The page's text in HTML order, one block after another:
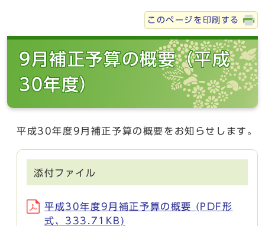
このページを印刷する
9月補正予算の概要（平成
30年度）
平成30年度9月補正予算の概要をお知らせします。
添付ファイル
平成30年度9月補正予算の概要 (PDF形
式、333.71KB)